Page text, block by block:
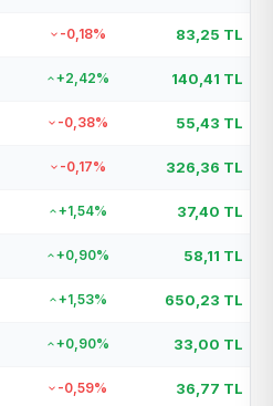
-0,18% 83,25 TL
+2,42% 140,41 TL
-0,38% 55,43 TL
-0,17% 326,36 TL
+1,54% 37,40 TL
+0,90% 58,11 TL
+1,53% 650,23 TL
+0,90% 33,00 TL
-0,59% 36,77 TL